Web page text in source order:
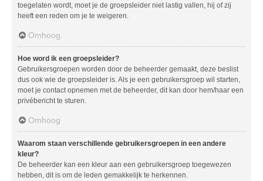
toegelaten wordt, moet je de groepsleider niet lastig vallen, hij of zij
heeft een reden om je te weigeren.
Omhoog
Hoe word ik een groepsleider?
Gebruikersgroepen worden door de beheerder gemaakt, deze beslist
dus ook wie de groepsleider is. Als je een gebruikersgroep wil starten,
moet je contact opnemen met de beheerder, dit kan door hem/haar een
privébericht te sturen.
Omhoog
Waarom staan verschillende gebruikersgroepen in een andere
kleur?
De beheerder kan een kleur aan een gebruikersgroep toegewezen
hebben, dit is om de leden gemakkelijk te herkennen.